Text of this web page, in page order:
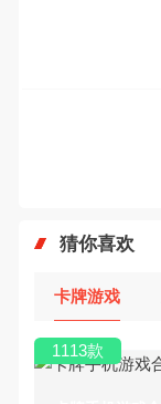
猜你喜欢
卡牌游戏
1113款